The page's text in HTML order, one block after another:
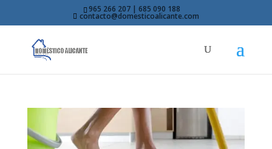
965 266 207 | 685 090 188
contacto@domesticoalicante.com